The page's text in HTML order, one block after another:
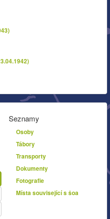
Seznamy
Osoby
Tábory
Transporty
Dokumenty
Fotografie
Místa související s šoa